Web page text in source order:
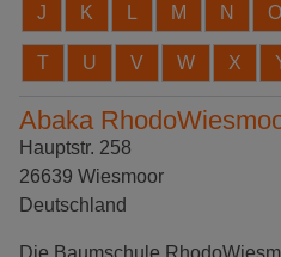
J K L M N O
T U V W X
Abaka
Hauptstr. 258
26639 Wiesmoor
Deutschland
Die Baumschule